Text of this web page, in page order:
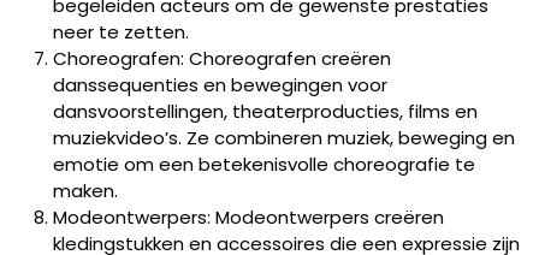
begeleiden acteurs om de gewenste prestaties
neer te zetten.
Choreografen: Choreografen creëren
danssequenties en bewegingen voor
dansvoorstellingen, theaterproducties, films en
muziekvideo’s. Ze combineren muziek, beweging en
emotie om een betekenisvolle choreografie te
maken.
Modeontwerpers: Modeontwerpers creëren
kledingstukken en accessoires die een expressie zijn